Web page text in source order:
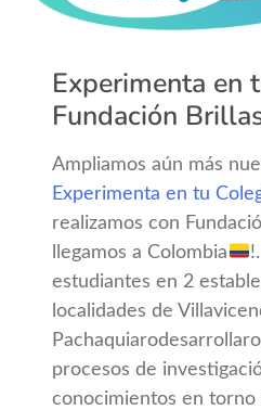
Experimenta en
Fundación
Ampliamos aún más
Experimenta en tu
realizamos con
llegamos a Colombia
estudiantes en 2
localidades de
procesos de
conocimientos en torno